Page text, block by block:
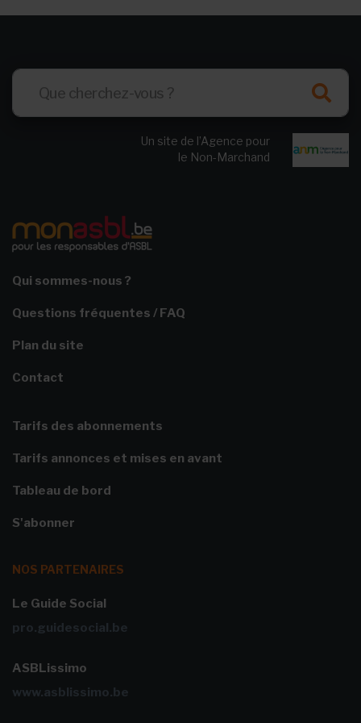
Un site de l’Agence pour
le Non-Marchand
Qui sommes-nous ?
Questions fréquentes / FAQ
Plan du site
Contact
Tarifs des abonnements
Tarifs annonces et mises en avant
Tableau de bord
S'abonner
NOS PARTENAIRES
Le Guide Social
pro.guidesocial.be
ASBLissimo
www.asblissimo.be